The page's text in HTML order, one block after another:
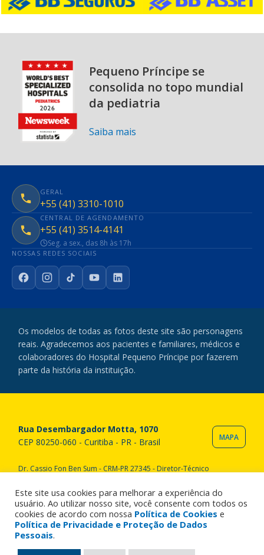
Pequeno Príncipe se
consolida no topo mundial
da pediatria
Saiba mais
GERAL
+55 (41) 3310-1010
CENTRAL DE AGENDAMENTO
+55 (41) 3514-4141
Seg. a sex., das 8h às 17h
NOSSAS REDES SOCIAIS
FacebookInstagram
TikTokYouTubeLinkedIn
Os modelos de todas as fotos deste site são personagens
reais. Agradecemos aos pacientes e familiares, médicos e
colaboradores do Hospital Pequeno Príncipe por fazerem
parte da história da instituição.
Rua Desembargador Motta, 1070
CEP 80250-060 - Curitiba - PR - Brasil
MAPA
Dr. Cassio Fon Ben Sum - CRM-PR 27345 - Diretor-Técnico
reservados. All rights reserved.
Este site usa cookies para melhorar a experiência do
usuário. Ao utilizar nosso site, você consente com todos os
cookies de acordo com nossa Política de Cookies e
Política de Privacidade e Proteção de Dados
Pessoais.